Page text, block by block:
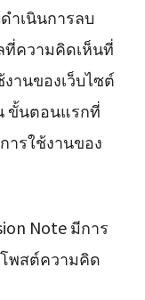
เนินการลบ
ความคิดเห็นที่
านของเว็บไซต์
ขั้นตอนแรกที่
รใช้งานของ
Note มีการ
พสต์ความคิด